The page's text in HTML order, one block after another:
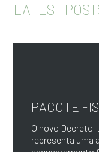
LATEST
PACOTE
O novo Decreto-
representa uma